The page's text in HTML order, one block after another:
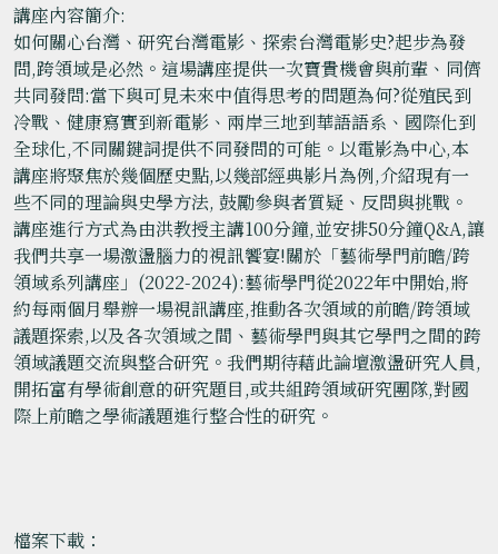
講座內容簡介:
如何關心台灣、研究台灣電影、探索台灣電影史?起步為發
問,跨領域是必然。這場講座提供一次寶貴機會與前輩、同儕
共同發問:當下與可見未來中值得思考的問題為何?從殖⺠到
冷戰、健康寫實到新電影、兩岸三地到華語語系、國際化到
全球化,不同關鍵詞提供不同發問的可能。以電影為中心,本
講座將聚焦於幾個歷史點,以幾部經典影片為例,介紹現有一
些不同的理論與史學方法, 鼓勵參與者質疑、反問與挑戰。
講座進行方式為由洪教授主講100分鐘,並安排50分鐘Q&A,讓
我們共享一場激盪腦力的視訊饗宴!關於「藝術學門前瞻/跨
領域系列講座」(2022-2024):藝術學門從2022年中開始,將
約每兩個月舉辦一場視訊講座,推動各次領域的前瞻/跨領域
議題探索,以及各次領域之間、藝術學門與其它學門之間的跨
領域議題交流與整合研究。我們期待藉此論壇激盪研究人員,
開拓富有學術創意的研究題目,或共組跨領域研究團隊,對國
際上前瞻之學術議題進行整合性的研究。
檔案下載：